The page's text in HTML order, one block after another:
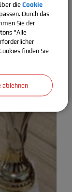
die Cookie
Durch das
Sie der
"Alle
finden Sie
ablehnen